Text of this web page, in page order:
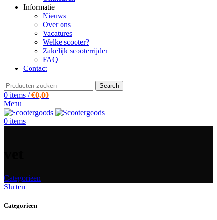
Informatie
Nieuws
Over ons
Vacatures
Welke scooter?
Zakelijk scooterrijden
FAQ
Contact
Search
0 items / €0,00
Menu
0 items
Categorieen
Sluiten
Categorieen